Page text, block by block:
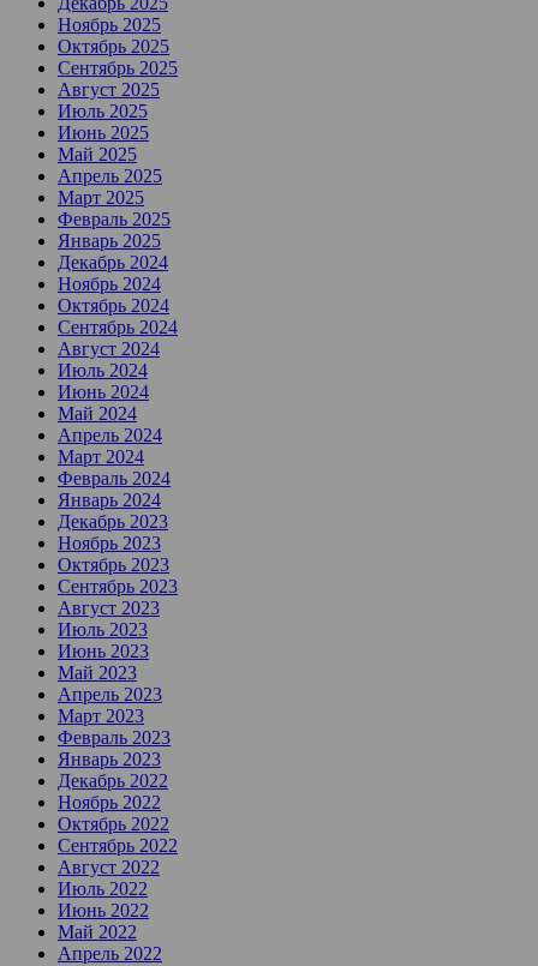
Ноябрь 2025
Октябрь 2025
Сентябрь 2025
Август 2025
Июль 2025
Июнь 2025
Май 2025
Апрель 2025
Март 2025
Февраль 2025
Январь 2025
Декабрь 2024
Ноябрь 2024
Октябрь 2024
Сентябрь 2024
Август 2024
Июль 2024
Июнь 2024
Май 2024
Апрель 2024
Март 2024
Февраль 2024
Январь 2024
Декабрь 2023
Ноябрь 2023
Октябрь 2023
Сентябрь 2023
Август 2023
Июль 2023
Июнь 2023
Май 2023
Апрель 2023
Март 2023
Февраль 2023
Январь 2023
Декабрь 2022
Ноябрь 2022
Октябрь 2022
Сентябрь 2022
Август 2022
Июль 2022
Июнь 2022
Май 2022
Апрель 2022